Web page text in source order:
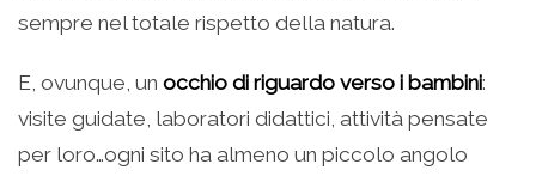
sempre nel totale rispetto della natura.
E, ovunque, un occhio di riguardo verso i bambini:
visite guidate, laboratori didattici, attività pensate
per loro…ogni sito ha almeno un piccolo angolo